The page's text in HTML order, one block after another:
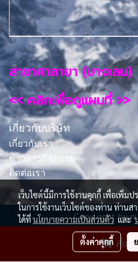
สั่งซื้
สาขาศาลายา (บางเลน)
<< คลิกเพื่อดูแผนที่ >>
เกี่ยวกับบริษัท
เกี่ยวกับเรา
ข่าวสารกิจกรรม
ติดต่อเรา
Copy right by
ผู้เข้าชมวันนี้
เว็บไซต์นี้มีการใช้งานคุกกี้ เพื่อเพิ่
ในการใช้งานเว็บไซต์ของท่าน ท่านส
ได้ที่นโยบายความเป็นส่วนตัวและ
ตั้งค่าคุกกี้